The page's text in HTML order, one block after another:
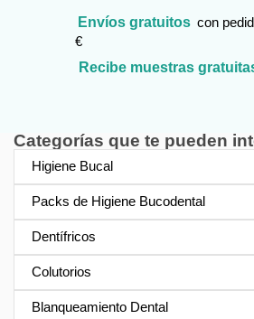
Envíos gratuitos con
€
Recibe muestras
Categorías que te pueden
Higiene Bucal
Packs de Higiene Bucodental
Dentífricos
Colutorios
Blanqueamiento Dental